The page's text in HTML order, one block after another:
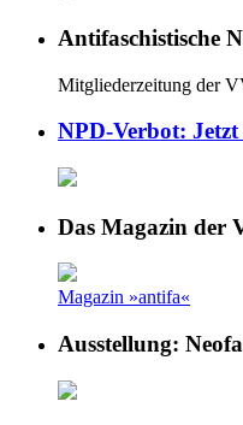
Antifaschistische
Mitgliederzeitung der
NPD-Verbot:
Das Magazin der
Magazin »antifa«
Ausstellung: